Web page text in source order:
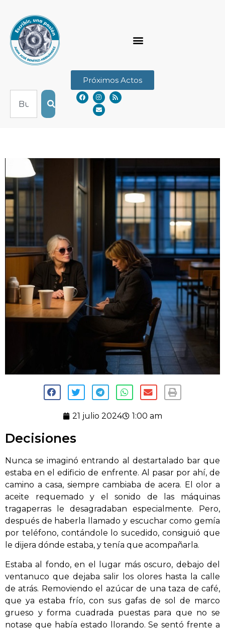
Próximos Actos
21 julio 2024 1:00 am
Decisiones
Nunca se imaginó entrando al destartalado bar que
estaba en el edificio de enfrente. Al pasar por ahí, de
camino a casa, siempre cambiaba de acera. El olor a
aceite requemado y el sonido de las máquinas
tragaperras le desagradaban especialmente. Pero,
después de haberla llamado y escuchar como gemía
por teléfono, contándole lo sucedido, consiguió que
le dijera dónde estaba, y tenía que acompañarla.
Estaba al fondo, en el lugar más oscuro, debajo del
ventanuco que dejaba salir los olores hasta la calle
de atrás. Removiendo el azúcar de una taza de café,
que ya estaba frío, con sus gafas de sol de marco
grueso y forma cuadrada puestas para que no se
notase que había estado llorando. Se sentó frente a